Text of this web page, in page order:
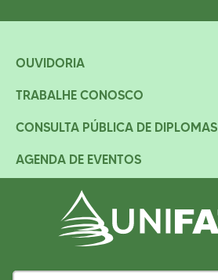
OUVIDORIA
TRABALHE CONOSCO
CONSULTA PÚBLICA DE DIPLOMAS
AGENDA DE EVENTOS